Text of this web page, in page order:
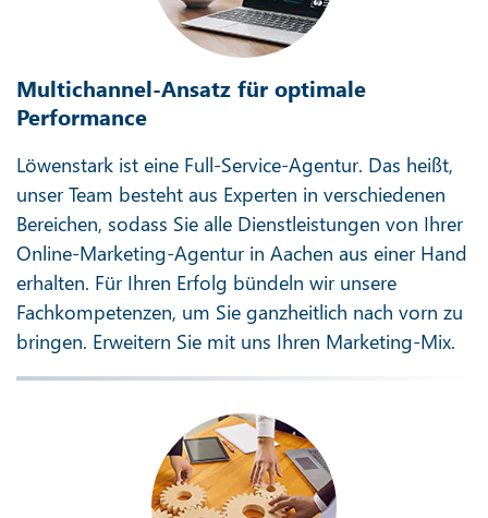
Multichannel-Ansatz für optimale
Performance
Löwenstark ist eine Full-Service-Agentur. Das heißt,
unser Team besteht aus Experten in verschiedenen
Bereichen, sodass Sie alle Dienstleistungen von Ihrer
Online-Marketing-Agentur in Aachen aus einer Hand
erhalten. Für Ihren Erfolg bündeln wir unsere
Fachkompetenzen, um Sie ganzheitlich nach vorn zu
bringen. Erweitern Sie mit uns Ihren Marketing-Mix.